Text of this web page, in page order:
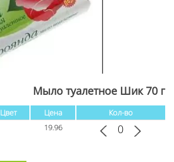
Мыло туалетное Шик 70 г
Цвет Цена
Кол-во
19.96